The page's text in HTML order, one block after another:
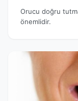
Orucu doğru
önemlidir.